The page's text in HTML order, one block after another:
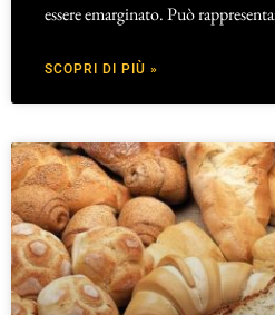
essere emarginato. Può
SCOPRI DI PIÙ »